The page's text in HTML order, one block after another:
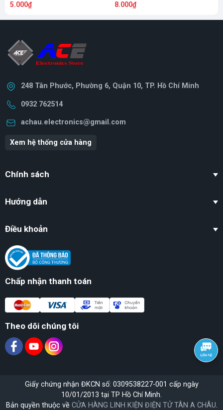
5.000₫ 8.000₫
248 Tân Phước, Phường 6, Quận 10, TP. Hồ Chí Minh
0932 762514
achau.electronics@gmail.com
Xem hệ thống cửa hàng
Chính sách
Hướng dẫn
Điều khoản
Chấp nhận thanh toán
Theo dõi chúng tôi
Bản quyền thuộc về CỬA HÀNG LINH KIỆN ĐIỆN TỬ TÂN A CHÂU.
Giấy chứng nhận ĐKCN số: 0309538227-001 cấp ngày
10/01/2013 tại TP Hồ Chí Minh.